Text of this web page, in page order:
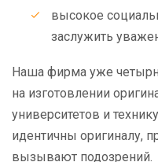
высокое
заслужить
Наша фирма уже
на изготовлении
университетов и
идентичны оригиналу,
вызывают подозрений.